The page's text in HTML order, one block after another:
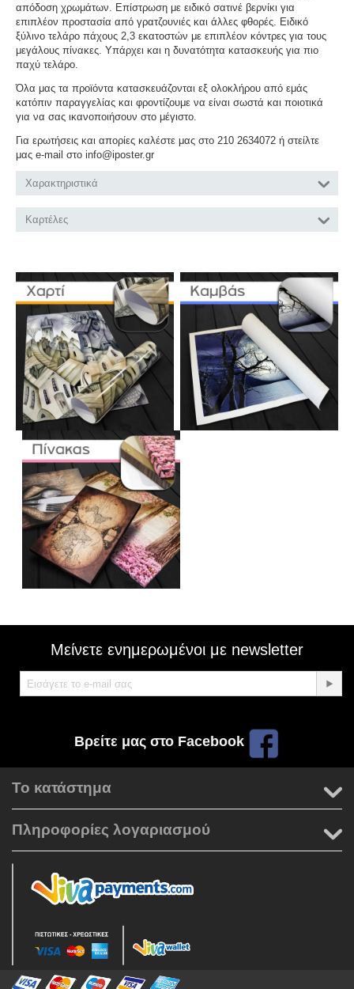
απόδοση χρωμάτων. Επίστρωση με ειδικό σατινέ βερνίκι για
επιπλέον προστασία από γρατζουνιές και άλλες φθορές. Ειδικό
ξύλινο τελάρο πάχους 2,3 εκατοστών με επιπλέον κόντρες για τους
μεγάλους πίνακες. Υπάρχει και η δυνατότητα κατασκευής για πιο
παχύ τελάρο.
Όλα μας τα προϊόντα κατασκευάζονται εξ ολοκλήρου από εμάς
κατόπιν παραγγελίας και φροντίζουμε να είναι σωστά και ποιοτικά
για να σας ικανοποιήσουν στο μέγιστο.
Για ερωτήσεις και απορίες καλέστε μας στο 210 2634072 ή στείλτε
μας e-mail στο info@iposter.gr
Χαρακτηριστικά
Καρτέλες
Μείνετε ενημερωμένοι με newsletter
Βρείτε μας στο Facebook
Το κατάστημα
Πληροφορίες λογαριασμού